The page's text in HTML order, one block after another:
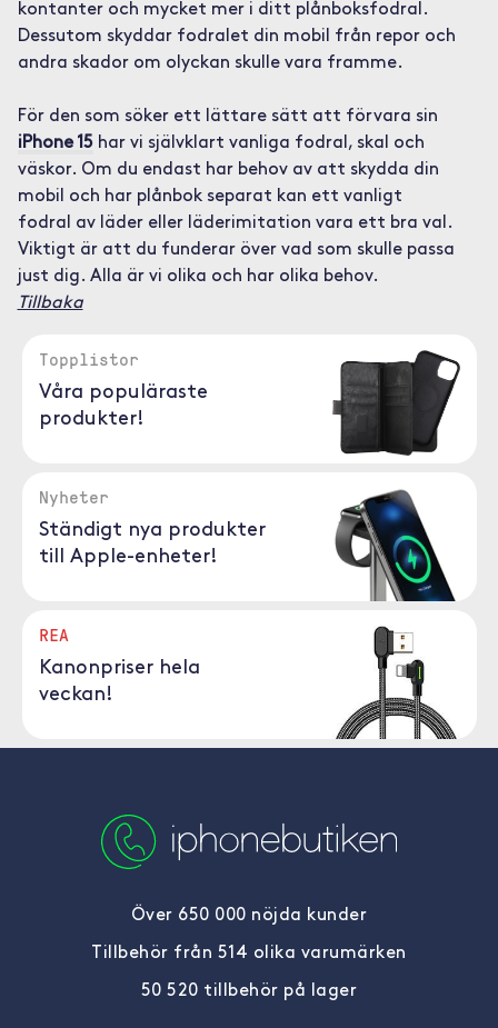
kontanter och mycket mer i ditt plånboksfodral.
Dessutom skyddar fodralet din mobil från repor och
andra skador om olyckan skulle vara framme.
För den som söker ett lättare sätt att förvara sin
iPhone 15har vi självklart vanliga fodral, skal och
väskor. Om du endast har behov av att skydda din
mobil och har plånbok separat kan ett vanligt
fodral av läder eller läderimitation vara ett bra val.
Viktigt är att du funderar över vad som skulle passa
just dig. Alla är vi olika och har olika behov.
Tillbaka
Topplistor
Våra populäraste
produkter!
Nyheter
Ständigt nya produkter
till Apple-enheter!
REA
Kanonpriser hela
veckan!
Över 650 000 nöjda kunder
Tillbehör från 514 olika varumärken
50 520 tillbehör på lager